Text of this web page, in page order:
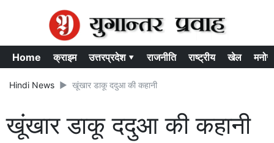
Home क्राइम उत्तरप्रदेश ▾ राजनीति राष्ट्रीय खेल
Hindi News खूंखार डाकू ददुआ की कहानी
खूंखार डाकू ददुआ की कहानी